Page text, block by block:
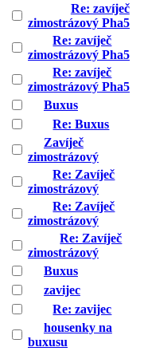
Re: zavíječ
zimostrázový Pha5
Re: zavíječ
zimostrázový Pha5
Re: zavíječ
zimostrázový Pha5
Buxus
Re: Buxus
Zavíječ
zimostrázový
Re: Zavíječ
zimostrázový
Re: Zavíječ
zimostrázový
Re: Zavíječ
zimostrázový
Buxus
zavijec
Re: zavijec
housenky na
buxusu